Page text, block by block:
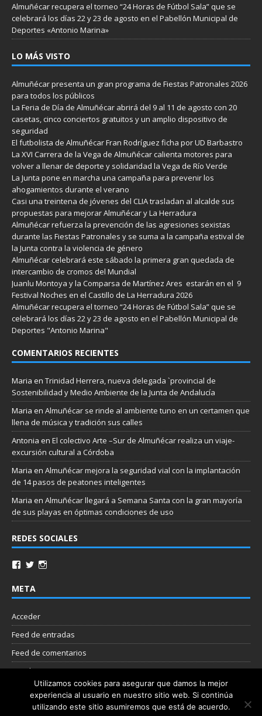
Almuñécar recupera el torneo “24 Horas de Fútbol Sala” que se
celebrará los días 22 y 23 de agosto en el Pabellón Municipal de
Deportes «Antonio Marina»
LO MÁS VISTO
Almuñécar presenta un gran programa de Fiestas Patronales 2026
para todos los públicos
La Feria de Día de Almuñécar abrirá del 9 al 11 de agosto con 20
casetas, cinco conciertos gratuitos y un amplio dispositivo de
seguridad
El futbolista de Almuñécar Fran Rodríguez ficha por UD Barbastro
La XVI Carrera de la Vega de Almuñécar calienta motores para
volver a llenar de deporte y solidaridad la Vega de Río Verde
La Junta pone en marcha una campaña para prevenir los
ahogamientos durante el verano
Casi una treintena de jóvenes del CLIA trasladan al alcalde sus
propuestas para mejorar Almuñécar y La Herradura
Almuñécar refuerza la prevención de las agresiones sexistas
durante las Fiestas Patronales y se suma a la campaña estival de
la Junta contra la violencia de género
Almuñécar celebrará este sábado la primera gran quedada de
intercambio de cromos del Mundial
Juanlu Montoya y la Comparsa de Martínez Ares estarán en el 9
Festival Noches en el Castillo de La Herradura 2026
Almuñécar recupera el torneo “24 Horas de Fútbol Sala” que se
celebrará los días 22 y 23 de agosto en el Pabellón Municipal de
Deportes "Antonio Marina"
COMENTARIOS RECIENTES
Maria en Trinidad Herrera, nueva delegada `provincial de
Sostenibilidad y Medio Ambiente de la Junta de Andalucía
Maria en Almuñécar se rinde al ambiente tuno en un certamen que
llena de música y tradición sus calles
Antonia en El colectivo Arte –Sur de Almuñécar realiza un viaje-
excursión cultural a Córdoba
Maria en Almuñécar mejora la seguridad vial con la implantación
de 14 pasos de peatones inteligentes
Maria en Almuñécar llegará a Semana Santa con la gran mayoría
de sus playas en óptimas condiciones de uso
REDES SOCIALES
META
Acceder
Feed de entradas
Feed de comentarios
WordPress.org
Nube de etiquetas
Utilizamos cookies para asegurar que damos la mejor
experiencia al usuario en nuestro sitio web. Si continúa
utilizando este sitio asumiremos que está de acuerdo.